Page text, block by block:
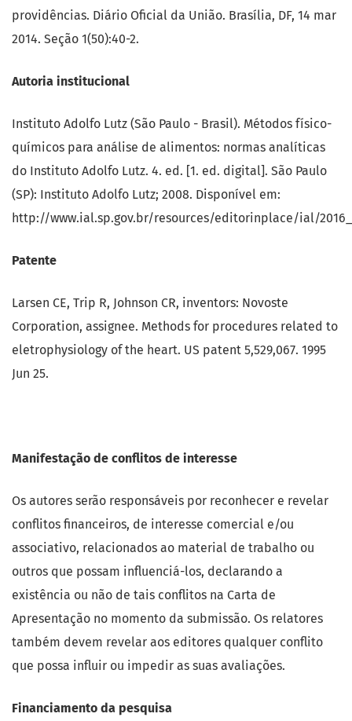
providências. Diário Oficial da União. Brasília, DF, 14 mar
2014. Seção 1(50):40-2.
Autoria institucional
Instituto Adolfo Lutz (São Paulo - Brasil). Métodos físico-
químicos para análise de alimentos: normas analíticas
do Instituto Adolfo Lutz. 4. ed. [1. ed. digital]. São Paulo
(SP): Instituto Adolfo Lutz; 2008. Disponível em:
http://www.ial.sp.gov.br/resources/editorinplace/ial/
Patente
Larsen CE, Trip R, Johnson CR, inventors: Novoste
Corporation, assignee. Methods for procedures related to
eletrophysiology of the heart. US patent 5,529,067. 1995
Jun 25.
Manifestação de conflitos de interesse
Os autores serão responsáveis por reconhecer e revelar
conflitos financeiros, de interesse comercial e/ou
associativo, relacionados ao material de trabalho ou
outros que possam influenciá-los, declarando a
existência ou não de tais conflitos na Carta de
Apresentação no momento da submissão. Os relatores
também devem revelar aos editores qualquer conflito
que possa influir ou impedir as suas avaliações.
Financiamento da pesquisa